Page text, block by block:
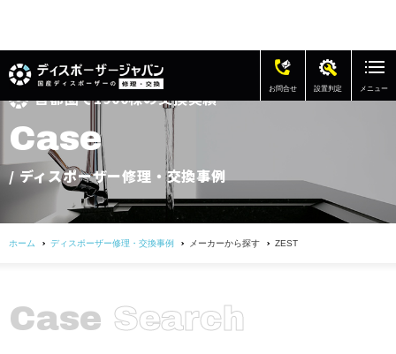
お問合せ 設置判定 メニュー
修理・交換の費用
ディスポーザー修理・交換事例
アフターサポート
よくある質問
首都圏で1900棟の交換実績
Case
/ ディスポーザー修理・交換事例
ホーム ディスポーザー修理・交換事例 メーカーから探す ZEST
Case Searc h